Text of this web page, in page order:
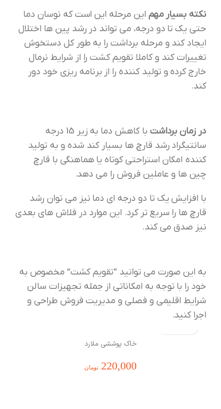
نکته بسیار مهم این مرحله این است که نوسان دما
حتی یک تا دو درجه، می تواند در رشد پین ها اختلال
ایجاد کند و مرحله برداشت را به طور کل دستخوش
تغییرات کند و کاملا تقویم کشت را از شرایط نرمال
خارج کرده و تولید کننده را از برنامه ریزی خود دور
کند.
در زمان برداشت
با کاهش دما به زیر 15 درجه
سانتیگراد رشد قارچ ها بسیار کند شده و به تولید
کننده امکان استراحتی کوتاه یا هماهنگی با قارچ
چین ها و عاملین فروش را می دهد.
با افزایش یک تا دو درجه ای دما نیز می توان رشد
قارچ ها را سریع تر کرد. این موارد در فلاش های بعدی
نیز صدق می کند.
به این صورت می توانید “تقویم کشت” مخصوص به
خود را با توجه به امکاناتی از جمله تجهیزات سالن
شرایط اقلیمی و فصلی و مدیریت فروش طراحی و
اجرا کنید.
خاک پوششی ملارد
220,000 تومان